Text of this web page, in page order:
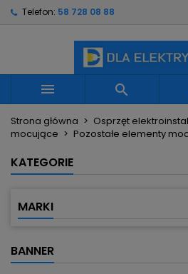
Telefon: 58 728 08 88
 
Strona główna Osprzęt
mocujące
Pozostałe elementy
KATEGORIE
MARKI
BANNER
Utwórz nową listę
((confirmMessage))
Nazwa listy życzeń
Anuluj
Musisz być zalogowany by
swojej liście życzeń.